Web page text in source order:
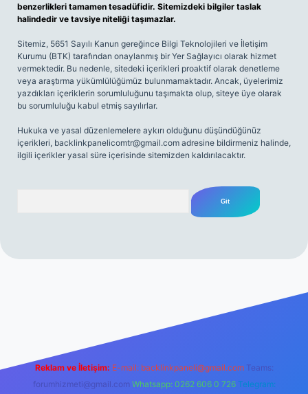
benzerlikleri tamamen tesadüfidir. Sitemizdeki bilgiler taslak
halindedir ve tavsiye niteliği taşımazlar.
Sitemiz, 5651 Sayılı Kanun gereğince Bilgi Teknolojileri ve İletişim
Kurumu (BTK) tarafından onaylanmış bir Yer Sağlayıcı olarak hizmet
vermektedir. Bu nedenle, sitedeki içerikleri proaktif olarak denetleme
veya araştırma yükümlülüğümüz bulunmamaktadır. Ancak, üyelerimiz
yazdıkları içeriklerin sorumluluğunu taşımakta olup, siteye üye olarak
bu sorumluluğu kabul etmiş sayılırlar.
Hukuka ve yasal düzenlemelere aykırı olduğunu düşündüğünüz
içerikleri, backlinkpanelicomtr@gmail.com adresine bildirmeniz halinde,
ilgili içerikler yasal süre içerisinde sitemizden kaldırılacaktır.
Reklam ve İletişim: E-mail: backlinkpaneli@gmail.com Teams:
forumhizmeti@gmail.com Whatsapp: 0262 606 0 726 Telegram: